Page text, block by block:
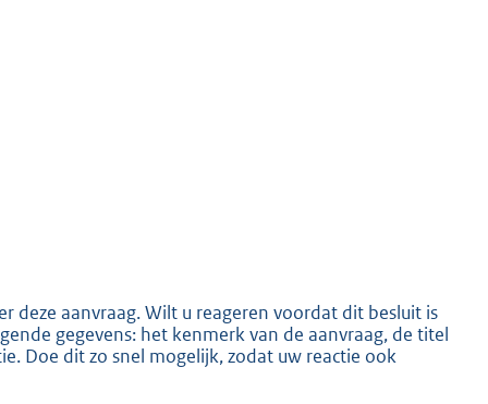
aanvraag. Wilt u reageren voordat dit besluit is
gegevens: het kenmerk van de aanvraag, de titel
Doe dit zo snel mogelijk, zodat uw reactie ook